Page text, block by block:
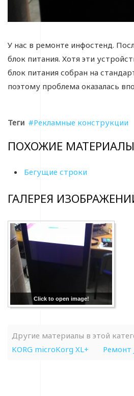
У нас в ремонте инфостенд.
блок питания. Хотя эти
блок питания собран на
поэтому проблема оказалась
Теги Рекламные конструкции
ПОХОЖИЕ МАТЕРИАЛЫ
Бегущие строки
ГАЛЕРЕЯ
Click to open image!
Другие материалы в этой
KORG microKorg XL+
Ремонт